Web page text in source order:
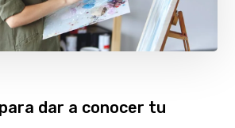
dar a conocer tu